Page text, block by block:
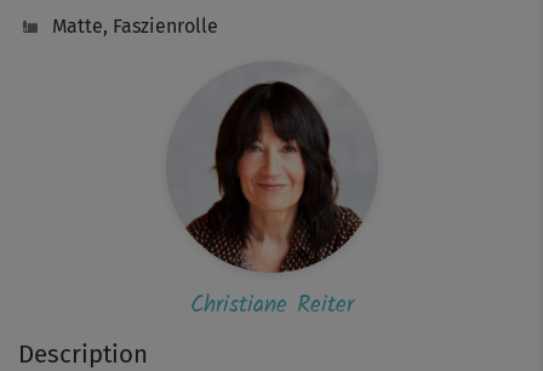
Description
Matte, Faszienrolle
Christiane Reiter